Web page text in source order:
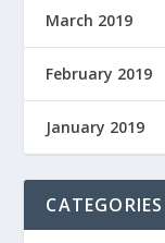
March 2019
February 2019
January 2019
CATEGORIES